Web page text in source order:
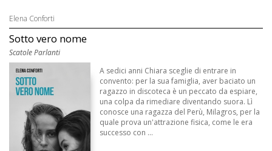
Elena Conforti
Sotto vero nome
Scatole Parlanti
A sedici anni Chiara sceglie di entrare in
convento: per la sua famiglia, aver baciato un
ragazzo in discoteca è un peccato da espiare,
una colpa da rimediare diventando suora. Lì
conosce una ragazza del Perù, Milagros, per la
quale prova un'attrazione fisica, come le era
successo con ...